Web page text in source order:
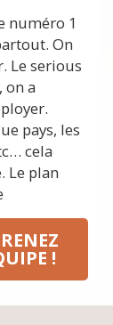
numéro 1
On
Le serious
on a
pays, les
cela
Le plan
!